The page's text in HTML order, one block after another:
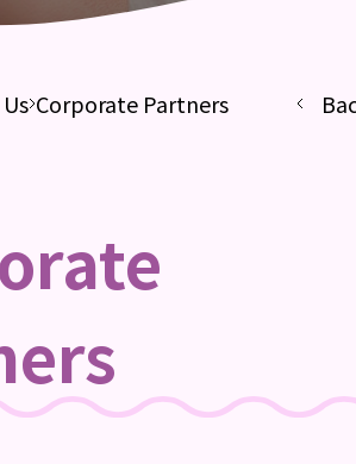
Corporate Partners